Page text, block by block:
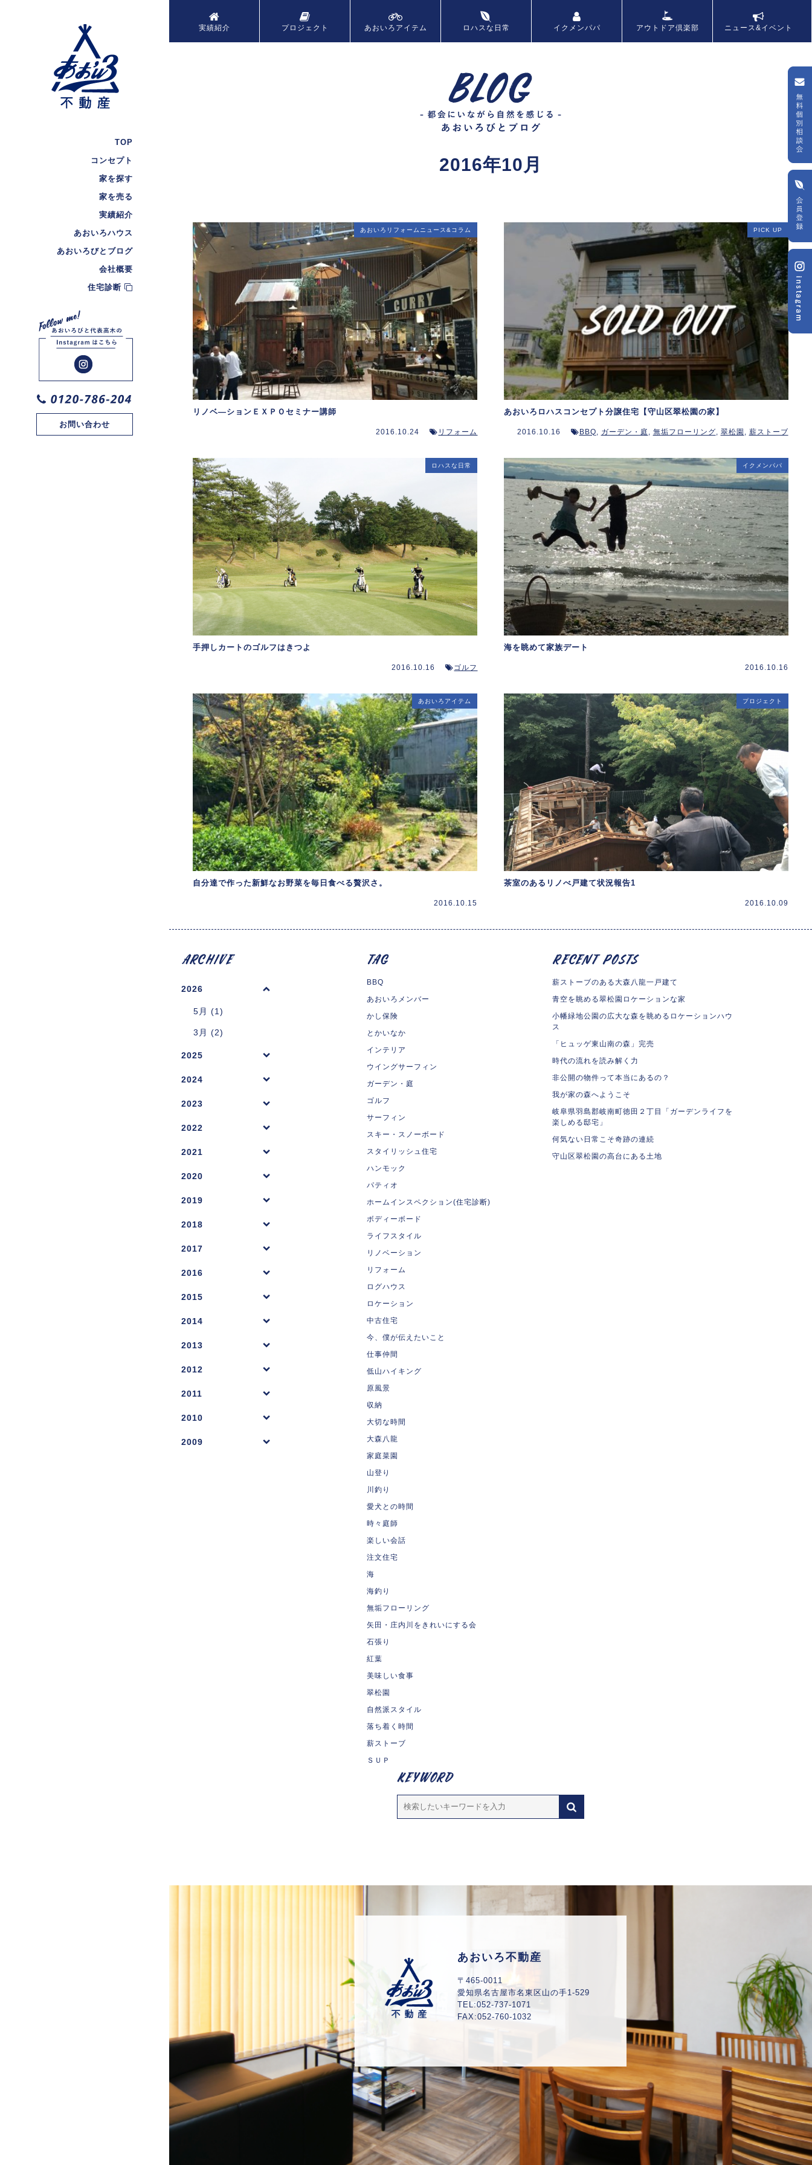
TOP
コンセプト
家を探す
家を売る
実績紹介
あおいろハウス
あおいろびとブログ
会社概要
住宅診断
お問い合わせ
実績紹介 プロジェクト あおいろ アイテム ロハスな日常 イクメンパパ アウトドア倶楽部 ニュース&イベント
2016年10月
あおいろリフォームニュース&コラム
リノベ―ションＥＸＰＯセミナー講師
2016.10.24 リフォーム
PICK UP
あおいろロハスコンセプト分譲住宅【守山区翠松園の家】
2016.10.16 BBQ ガーデン・庭 無垢フローリング 翠松園 薪ストーブ
ロハスな日常
手押しカートのゴルフはきつよ
2016.10.16 ゴルフ
イクメンパパ
海を眺めて家族デート
2016.10.16
あおいろアイテム
自分達で作った新鮮なお野菜を毎日食べる贅沢さ。
2016.10.15
プロジェクト
茶室のあるリノべ戸建て状況報告1
2016.10.09
2026
5月 (1)
3月 (2)
2025
2024
2023
2022
2021
2020
2019
2018
2017
2016
2015
2014
2013
2012
2011
2010
2009
BBQ
あおいろメンバー
かし保険
とかいなか
インテリア
ウイングサーフィン
ガーデン・庭
ゴルフ
サーフィン
スキー・スノーボード
スタイリッシュ住宅
ハンモック
パティオ
ホームインスペクション(住宅診断)
ボディーボード
ライフスタイル
リノベーション
リフォーム
ログハウス
ロケーション
中古住宅
今、僕が伝えたいこと
仕事仲間
低山ハイキング
原風景
収納
大切な時間
大森八龍
家庭菜園
山登り
川釣り
愛犬との時間
時々庭師
楽しい会話
注文住宅
海
海釣り
無垢フローリング
矢田・庄内川をきれいにする会
石張り
紅葉
美味しい食事
翠松園
自然派スタイル
落ち着く時間
薪ストーブ
ＳＵＰ
薪ストーブのある大森八龍一戸建て
青空を眺める翠松園ロケーションな家
小幡緑地公園の広大な森を眺めるロケーションハウ
ス
「ヒュッゲ東山南の森」完売
時代の流れを読み解く力
非公開の物件って本当にあるの？
我が家の森へようこそ
岐阜県羽島郡岐南町徳田２丁目「ガーデンライフを
楽しめる邸宅」
何気ない日常こそ奇跡の連続
守山区翠松園の高台にある土地
あおいろ不動産
〒465-0011
愛知県名古屋市名東区山の手1-529
TEL:052-737-1071
FAX:052-760-1032